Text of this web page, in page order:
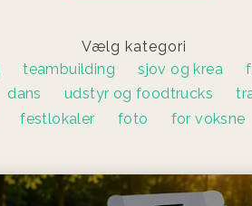
Vælg kategori
teambuilding sjov og krea
dans udstyr og foodtrucks
festlokaler foto for voksne